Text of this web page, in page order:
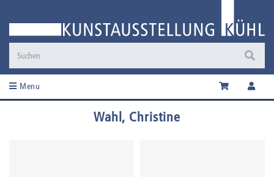
Menu
Wahl, Christine